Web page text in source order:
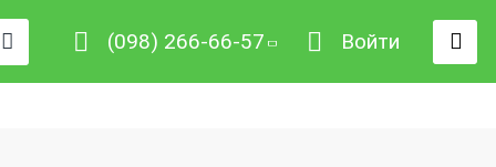
(098) 266-66-57 Войти